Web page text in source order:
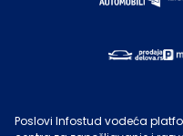
Poslovi Infostud vodeća